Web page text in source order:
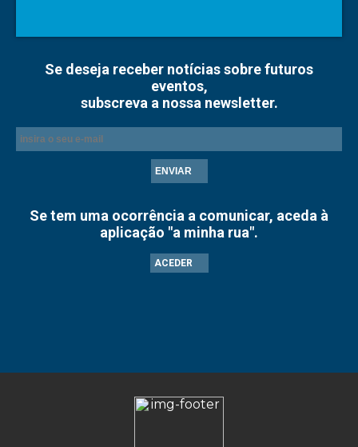
Se deseja receber notícias sobre futuros
eventos,
subscreva a nossa newsletter.
ENVIAR
Se tem uma ocorrência a comunicar, aceda à
aplicação "a minha rua".
ACEDER